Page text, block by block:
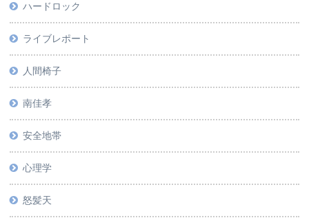
ハードロック
ライブレポート
人間椅子
南佳孝
安全地帯
心理学
怒髪天